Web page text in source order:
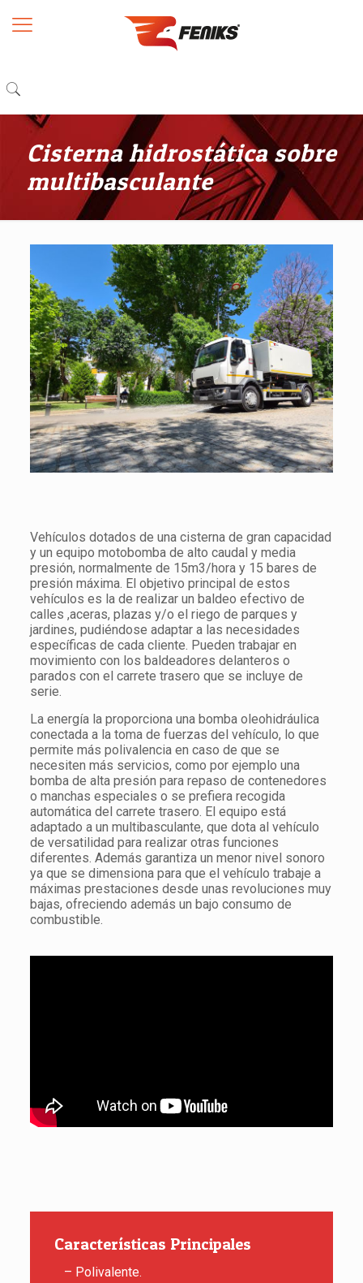
Cisterna hidrostática sobre
multibasculante
Vehículos dotados de una cisterna de gran capacidad
y un equipo motobomba de alto caudal y media
presión, normalmente de 15m3/hora y 15 bares de
presión máxima. El objetivo principal de estos
vehículos es la de realizar un baldeo efectivo de
calles ,aceras, plazas y/o el riego de parques y
jardines, pudiéndose adaptar a las necesidades
específicas de cada cliente. Pueden trabajar en
movimiento con los baldeadores delanteros o
parados con el carrete trasero que se incluye de
serie.
La energía la proporciona una bomba oleohidráulica
conectada a la toma de fuerzas del vehículo, lo que
permite más polivalencia en caso de que se
necesiten más servicios, como por ejemplo una
bomba de alta presión para repaso de contenedores
o manchas especiales o se prefiera recogida
automática del carrete trasero. El equipo está
adaptado a un multibasculante, que dota al vehículo
de versatilidad para realizar otras funciones
diferentes. Además garantiza un menor nivel sonoro
ya que se dimensiona para que el vehículo trabaje a
máximas prestaciones desde unas revoluciones muy
bajas, ofreciendo además un bajo consumo de
combustible.
Características Principales
– Polivalente.